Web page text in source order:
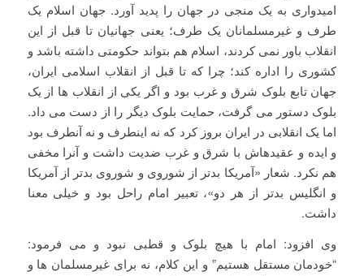
امیدواری به یک منجی در جهان را پدید آورد. جهان اسلام یک
طرف و غیرمسلمانان یک طرف؛ یعنی جهانیان تا قبل از این
انقلاب باور نمی کردند، اسلام هم بتواند حکومتی داشته باشد و
کشوری را اداره کند؛ چرا که تا قبل از انقلاب اسلامی ایران،
جهان تابع بلوک شرق و غرب بود و اگر یکی از انقلاب ها از یک
بلوک دستور می گرفت، حمایت بلوک دیگر را از دست می داد.
اما یک انقلابی در ایران بروز کرد که نه اینطرف و نه آنطرف بود
و ایده و عقیدهاش با شرق و غرب ضدیت داشت و آنرا مخفی
هم نکرد. شعار «آمریکا بدتر از شوروی و شوروی بدتر از آمریکا
و انگلیس بدتر از هر دو»، تعبیر امام راحل بود و خیلی معنا
داشت.
وی افزود: امام با هیچ بلوک و قطبی نبود و می فرمود:
“خودمان مستقل هستیم” و این کلام، نه برای غیرمسلمان ها و